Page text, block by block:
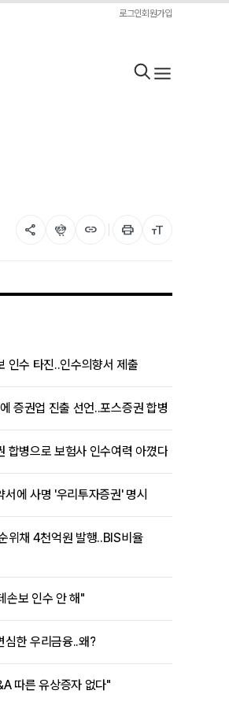
로그인회원가입
share flutter_dash link print format_size
인수 타진..인수의향서 제출
증권업 진출 선언..포스증권 합병
합병으로 보험사 인수여력 아꼈다
에 사명 '우리투자증권' 명시
위채 4천억원 발행..BIS비율
손보 인수 안 해"
심한 우리금융..왜?
따른 유상증자 없다"